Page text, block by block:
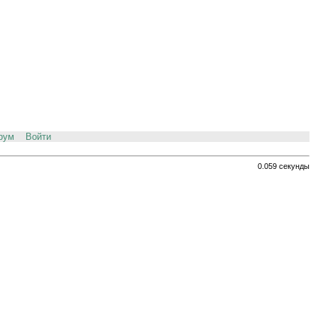
Войти
0.059 секунды